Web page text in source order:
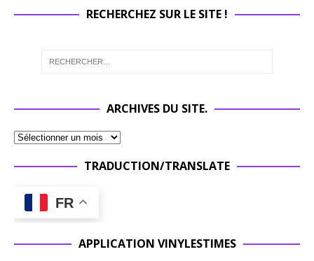
RECHERCHEZ SUR LE SITE !
ARCHIVES DU SITE.
TRADUCTION/TRANSLATE
FR
APPLICATION VINYLESTIMES